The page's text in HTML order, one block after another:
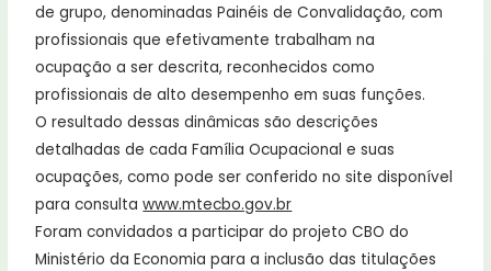
de grupo, denominadas Painéis de Convalidação, com
profissionais que efetivamente trabalham na
ocupação a ser descrita, reconhecidos como
profissionais de alto desempenho em suas funções.
O resultado dessas dinâmicas são descrições
detalhadas de cada Família Ocupacional e suas
ocupações, como pode ser conferido no site disponível
para consultawww.mtecbo.gov.br
Foram convidados a participar do projeto CBO do
Ministério da Economia para a inclusão das titulações